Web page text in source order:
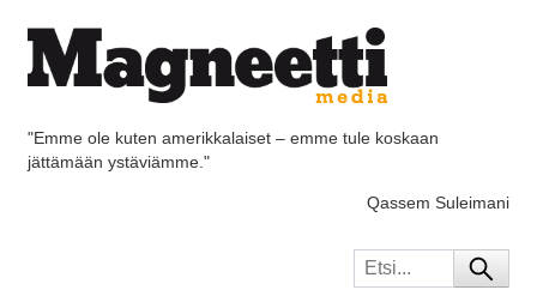
"Emme ole kuten amerikkalaiset – emme tule koskaan
jättämään ystäviämme."
Qassem Suleimani